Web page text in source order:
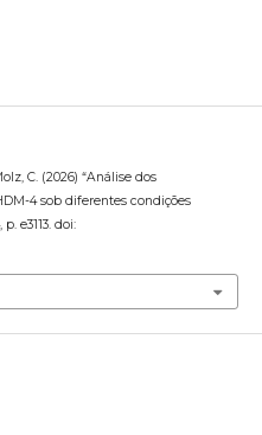
C. (2026) “Análise dos
4 sob diferentes condições
p. e3113. doi: